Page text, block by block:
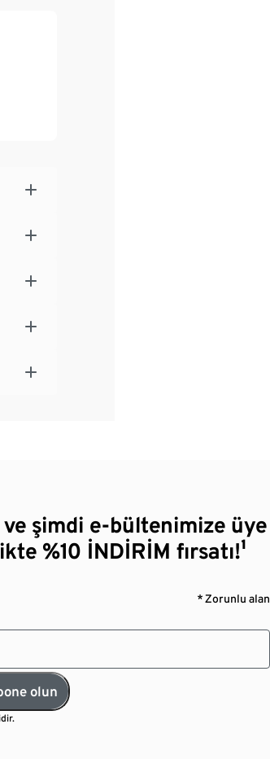
ve şimdi e-bültenimize üye
%10 İNDİRİM fırsatı!¹
* Zorunlu alan
olun